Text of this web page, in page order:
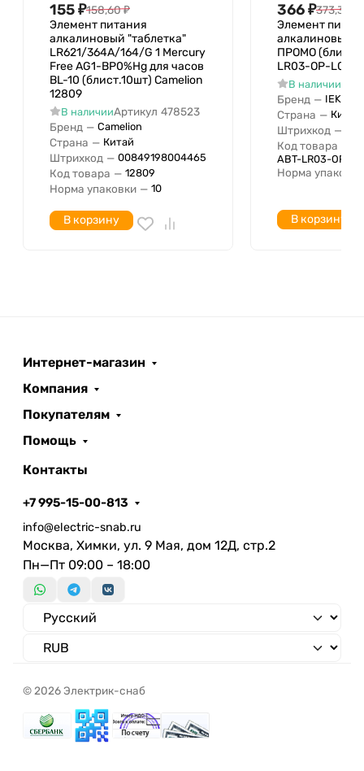
155₽158,60₽
Элемент питания
алкалиновый "таблетка"
LR621/364A/164/G 1 Mercury
Free AG1-BP0%Hg для часов
BL-10 (блист.10шт) Camelion
12809
В наличииАртикул 478523
Бренд — Camelion
Страна — Китай
Штрихкод — 00849198004465
Код товара — 12809
Норма упаковки — 10
В корзину
366₽373,32
Элемент
алкалиновый
ПРОМО
LR03-OP-L05-
В наличии
Бренд — IEK
Страна — Китай
Штрихкод —
Код товара
ABT-LR03-OP-
Норма упаковки
В корзину
Интернет-магазин
Компания
Покупателям
Помощь
Контакты
+7 995-15-00-813
info@electric-snab.ru
Москва, Химки, ул. 9 Мая, дом 12Д, стр.2
Пн—Пт 09:00 – 18:00
© 2026 Электрик-снаб